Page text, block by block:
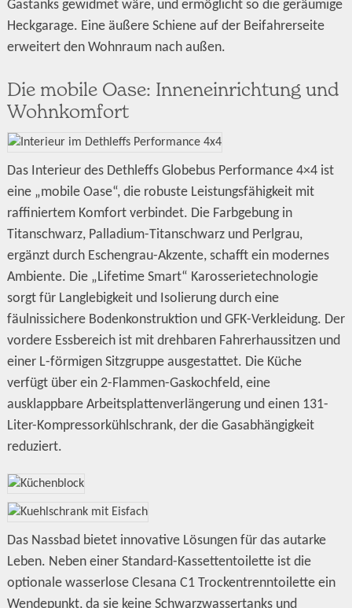
Gastanks gewidmet wäre, und ermöglicht so die geräumige
Heckgarage. Eine äußere Schiene auf der Beifahrerseite
erweitert den Wohnraum nach außen.
Die mobile Oase: Inneneinrichtung und
Wohnkomfort
Das Interieur des Dethleffs Globebus Performance 4×4 ist
eine „mobile Oase“, die robuste Leistungsfähigkeit mit
raffiniertem Komfort verbindet. Die Farbgebung in
Titanschwarz, Palladium-Titanschwarz und Perlgrau,
ergänzt durch Eschengrau-Akzente, schafft ein modernes
Ambiente. Die „Lifetime Smart“ Karosserietechnologie
sorgt für Langlebigkeit und Isolierung durch eine
fäulnissichere Bodenkonstruktion und GFK-Verkleidung. Der
vordere Essbereich ist mit drehbaren Fahrerhaussitzen und
einer L-förmigen Sitzgruppe ausgestattet. Die Küche
verfügt über ein 2-Flammen-Gaskochfeld, eine
ausklappbare Arbeitsplattenverlängerung und einen 131-
Liter-Kompressorkühlschrank, der die Gasabhängigkeit
reduziert.
Das Nassbad bietet innovative Lösungen für das autarke
Leben. Neben einer Standard-Kassettentoilette ist die
optionale wasserlose Clesana C1 Trockentrenntoilette ein
Wendepunkt, da sie keine Schwarzwassertanks und